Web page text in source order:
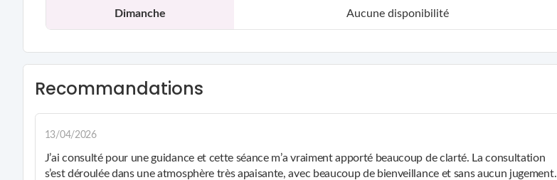
Dimanche Aucune disponibilité
Recommandations
13/04/2026
J’ai consulté pour une guidance et cette séance m’a vraiment apporté beaucoup de clarté. La consultation
s’est déroulée dans une atmosphère très apaisante, avec beaucoup de bienveillance et sans aucun jugement.